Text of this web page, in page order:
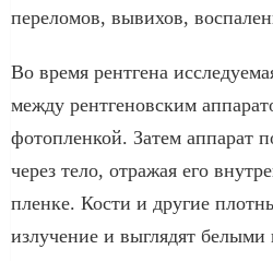
переломов, вывихов,
Во время рентгена
между рентгеновским
фотопленкой. Затем аппарат
через тело, отражая его
пленке. Кости и другие
излучение и выглядят